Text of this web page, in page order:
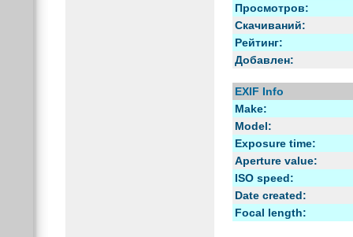
Просмотров:
Скачиваний:
Рейтинг:
Добавлен:
EXIF Info
Make:
Model:
Exposure time:
Aperture value:
ISO speed:
Date created:
Focal length: